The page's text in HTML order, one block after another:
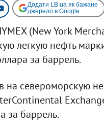
Додати LB.ua як бажане
джерело в Google
(New York
легкую нефть
за баррель.
на североморскую
за баррель.